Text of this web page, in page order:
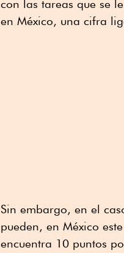
con las tareas que se
en México, una cifra
Sin embargo, en el
pueden, en México
encuentra 10 puntos